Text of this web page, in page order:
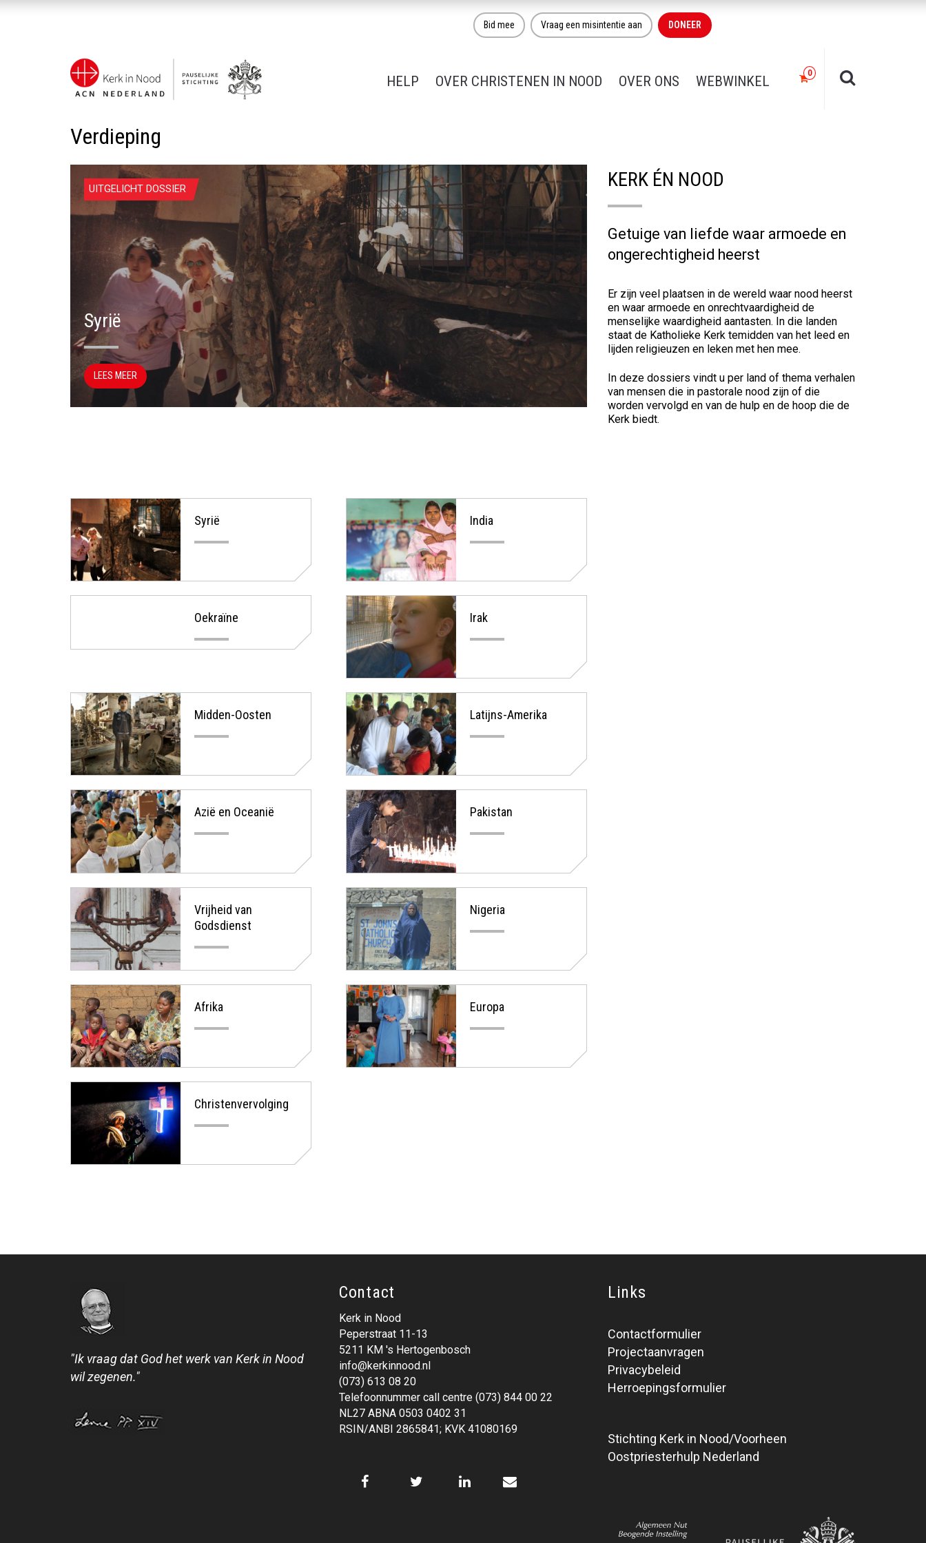
Bid mee Vraag een misintentie aan DONEER
HELP OVER CHRISTENEN IN NOOD OVER ONS WEBWINKEL
Verdieping
UITGELICHT DOSSIER
Syrië
LEES MEER
Syrië India
Oekraïne Irak
Midden-Oosten Latijns-Amerika
Azië en Oceanië Pakistan
Vrijheid van
Godsdienst
Nigeria
Afrika Europa
Christenvervolging
KERK ÉN NOOD
Getuige van liefde waar armoede en
ongerechtigheid heerst
Er zijn veel plaatsen in de wereld waar nood heerst
en waar armoede en onrechtvaardigheid de
menselijke waardigheid aantasten. In die landen
staat de Katholieke Kerk temidden van het leed en
lijden religieuzen en leken met hen mee.
In deze dossiers vindt u per land of thema verhalen
van mensen die in pastorale nood zijn of die
worden vervolgd en van de hulp en de hoop die de
Kerk biedt.
"Ik vraag dat God het werk van Kerk in Nood
wil zegenen."
Contact
Kerk in Nood
Peperstraat 11-13
5211 KM 's Hertogenbosch
info@kerkinnood.nl
(073) 613 08 20
Telefoonnummer call centre (073) 844 00 22
NL27 ABNA 0503 0402 31
RSIN/ANBI 2865841; KVK 41080169
Links
Contactformulier
Projectaanvragen
Privacybeleid
Herroepingsformulier
Stichting Kerk in Nood/Voorheen
Oostpriesterhulp Nederland